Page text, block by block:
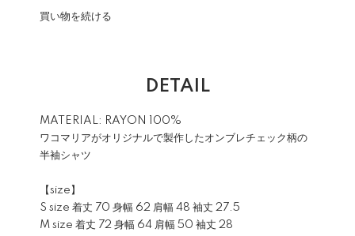
買い物を続ける
DETAIL
MATERIAL: RAYON 100%
ワコマリアがオリジナルで製作したオンブレチェック柄の
半袖シャツ
【size】
S size 着丈 70 身幅 62 肩幅 48 袖丈 27.5
M size 着丈 72 身幅 64 肩幅 50 袖丈 28